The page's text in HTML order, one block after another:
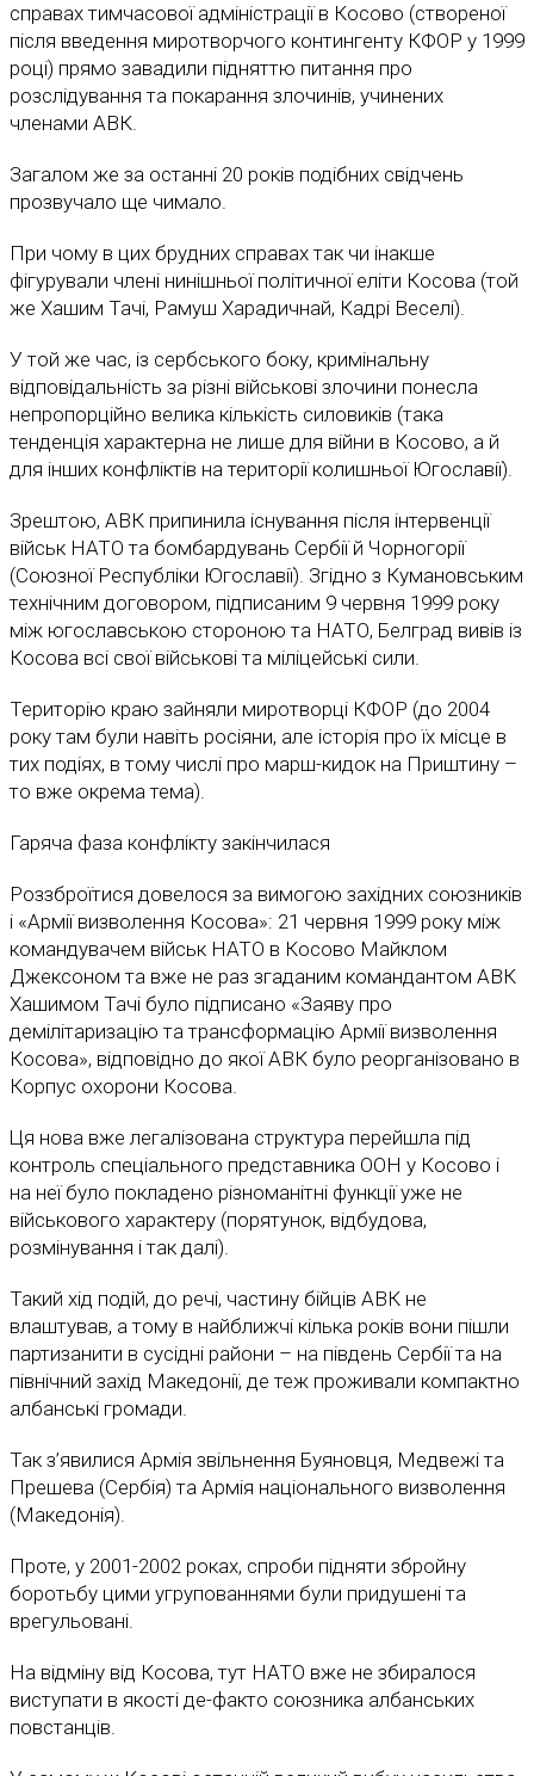
справах тимчасової адміністрації в Косово (створеної
після введення миротворчого контингенту КФОР у 1999
році) прямо завадили підняттю питання про
розслідування та покарання злочинів, учинених
членами АВК.
Загалом же за останні 20 років подібних свідчень
прозвучало ще чимало.
При чому в цих брудних справах так чи інакше
фігурували члені нинішньої політичної еліти Косова (той
же Хашим Тачі, Рамуш Харадичнай, Кадрі Веселі).
У той же час, із сербського боку, кримінальну
відповідальність за різні військові злочини понесла
непропорційно велика кількість силовиків (така
тенденція характерна не лише для війни в Косово, а й
для інших конфліктів на території колишньої Югославії).
Зрештою, АВК припинила існування після інтервенції
військ НАТО та бомбардувань Сербії й Чорногорії
(Союзної Республіки Югославії). Згідно з Кумановським
технічним договором, підписаним 9 червня 1999 року
між югославською стороною та НАТО, Белград вивів із
Косова всі свої військові та міліцейські сили.
Територію краю зайняли миротворці КФОР (до 2004
року там були навіть росіяни, але історія про їх місце в
тих подіях, в тому числі про марш-кидок на Приштину –
то вже окрема тема).
Гаряча фаза конфлікту закінчилася
Роззброїтися довелося за вимогою західних союзників
і «Армії визволення Косова»: 21 червня 1999 року між
командувачем військ НАТО в Косово Майклом
Джексоном та вже не раз згаданим командантом АВК
Хашимом Тачі було підписано «Заяву про
демілітаризацію та трансформацію Армії визволення
Косова», відповідно до якої АВК було реорганізовано в
Корпус охорони Косова.
Ця нова вже легалізована структура перейшла під
контроль спеціального представника ООН у Косово і
на неї було покладено різноманітні функції уже не
військового характеру (порятунок, відбудова,
розмінування і так далі).
Такий хід подій, до речі, частину бійців АВК не
влаштував, а тому в найближчі кілька років вони пішли
партизанити в сусідні райони – на південь Сербії та на
північний захід Македонії, де теж проживали компактно
албанські громади.
Так з’явилися Армія звільнення Буяновця, Медвежі та
Прешева (Сербія) та Армія національного визволення
(Македонія).
Проте, у 2001-2002 роках, спроби підняти збройну
боротьбу цими угрупованнями були придушені та
врегульовані.
На відміну від Косова, тут НАТО вже не збиралося
виступати в якості де-факто союзника албанських
повстанців.